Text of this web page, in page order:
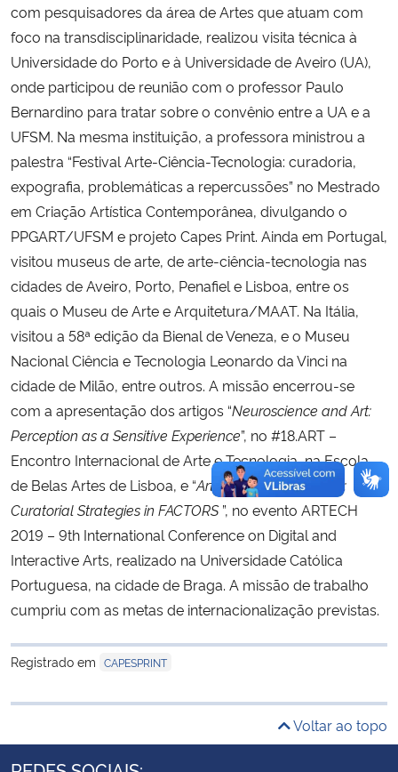
Ministério da Ciência, Tecnologia, Inovações e Comunicações
Ministério do Meio Ambiente
Ministério do Turismo
Ministério do Desenvolvimento Regional
Controladoria-Geral da União
Ministério da Mulher, da Família e dos Direitos Humanos
Secretaria-Geral
Gabinete de Segurança Institucional
Advocacia-Geral da União
Banco Central do Brasil
Planalto
com pesquisadores da área de Artes que atuam com
foco na transdisciplinaridade, realizou visita técnica à
Universidade do Porto e à Universidade de Aveiro (UA),
onde participou de reunião com o professor Paulo
Bernardino para tratar sobre o convênio entre a UA e a
UFSM. Na mesma instituição, a professora ministrou a
palestra “Festival Arte-Ciência-Tecnologia: curadoria,
expografia, problemáticas a repercussões” no Mestrado
em Criação Artística Contemporânea, divulgando o
PPGART/UFSM e projeto Capes Print. Ainda em Portugal,
visitou museus de arte, de arte-ciência-tecnologia nas
cidades de Aveiro, Porto, Penafiel e Lisboa, entre os
quais o Museu de Arte e Arquitetura/MAAT. Na Itália,
visitou a 58ª edição da Bienal de Veneza, e o Museu
Nacional Ciência e Tecnologia Leonardo da Vinci na
cidade de Milão, entre outros. A missão encerrou-se
com a apresentação dos artigos “Neuroscience and Art:
Perception as a Sensitive Experience”, no #18.ART –
Encontro Internacional de Arte e Tecnologia, na Escola
de Belas Artes de Lisboa, e “Art-Science Technology:
Curatorial Strategies in FACTORS”, no evento ARTECH
2019 – 9th International Conference on Digital and
Interactive Arts, realizado na Universidade Católica
Portuguesa, na cidade de Braga. A missão de trabalho
cumpriu com as metas de internacionalização previstas.
Registrado em CAPESPRINT
Voltar ao topo